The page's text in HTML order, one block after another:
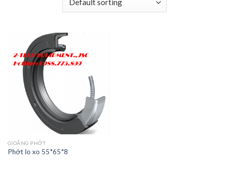
GIOĂNG PHỚT
Phớt lo xo 55*65*8